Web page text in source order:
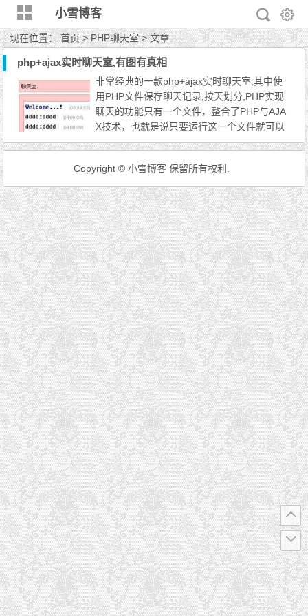
小雪博客
现在位置：首页> PHP聊天室 > 文章
php+ajax实时聊天室,有图有真相
非常经典的一款php+ajax实时聊天室,其中使
用PHP文件保存聊天记录,按天划分,PHP实现
聊天的功能只有一个文件，整合了PHP与AJA
X技术，也就是说只要运行这一个文件就可以
启动PHP的聊天室了，关于代码上面也是非常
时的昵称，更改昵称的颜色，聊天字号大小，
字体，加粗，窗体的变大变小等等，如果你想
搞个聊天室来玩玩，这个源码完全可以满足普
通的需求。 具体的效果看...
Copyright © 小雪博客 保留所有权利.